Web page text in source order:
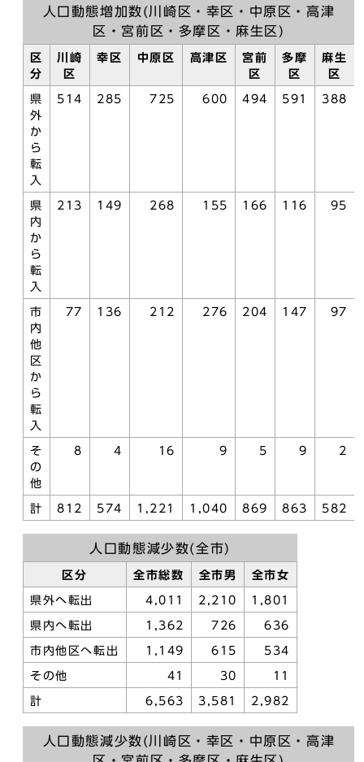
人口動態増加数(川崎区・幸区・中原区・高津
区・宮前区・多摩区・麻生区)
区
分
川崎
区
幸区 中原区 高津区
宮前
区
多摩
区
麻生
区
県
外
か
ら
転
入
514 285 725 600 494 591 388
県
内
か
ら
転
入
213 149 268 155 166 116 95
市
内
他
区
か
ら
転
入
77 136 212 276 204 147 97
そ
の
他
8 4 16 9 5 9 2
計 812 574 1,221 1,040 869 863 582
人口動態減少数(全市)
区分 全市総数 全市男 全市女
県外へ転出 4,011 2,210 1,801
県内へ転出 1,362 726 636
市内他区へ転出 1,149 615 534
その他 41 30 11
計 6,563 3,581 2,982
人口動態減少数(川崎区・幸区・中原区・高津